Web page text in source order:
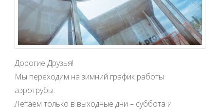
Дорогие Друзья!
Мы переходим на зимний график работы
аэротрубы.
Летаем только в выходные дни – суббота и